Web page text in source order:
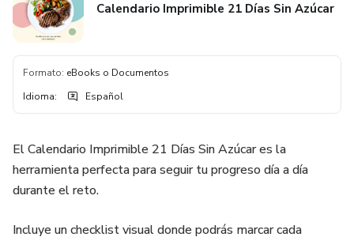
Calendario Imprimible 21 Días Sin Azúcar
Formato: eBooks o Documentos
Idioma: Español
El Calendario Imprimible 21 Días Sin Azúcar es la
herramienta perfecta para seguir tu progreso día a día
durante el reto.
Incluye un checklist visual donde podrás marcar cada